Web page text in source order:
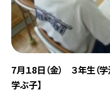
7月１8日（金） ３年生（学
学ぶ子】